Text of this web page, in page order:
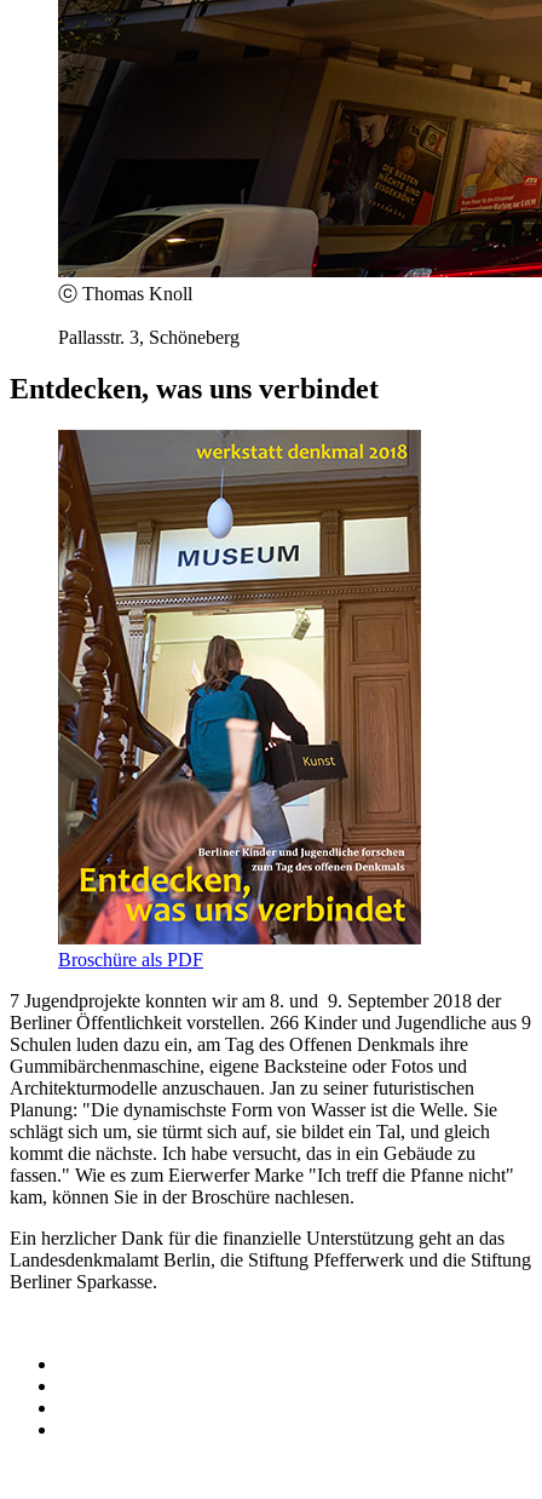
ⓒ Thomas Knoll
Pallasstr. 3, Schöneberg
Entdecken, was uns verbindet
Broschüre als PDF
7 Jugendprojekte konnten wir am 8. und 9. September 2018 der
Berliner Öffentlichkeit vorstellen. 266 Kinder und Jugendliche aus 9
Schulen luden dazu ein, am Tag des Offenen Denkmals ihre
Gummibärchenmaschine, eigene Backsteine oder Fotos und
Architekturmodelle anzuschauen. Jan zu seiner futuristischen
Planung: "Die dynamischste Form von Wasser ist die Welle. Sie
schlägt sich um, sie türmt sich auf, sie bildet ein Tal, und gleich
kommt die nächste. Ich habe versucht, das in ein Gebäude zu
fassen." Wie es zum Eierwerfer Marke "Ich treff die Pfanne nicht"
kam, können Sie in der Broschüre nachlesen.
Ein herzlicher Dank für die finanzielle Unterstützung geht an das
Landesdenkmalamt Berlin, die Stiftung Pfefferwerk und die Stiftung
Berliner Sparkasse.